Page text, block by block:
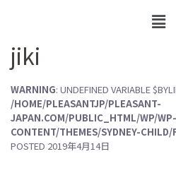
jiki
WARNING: UNDEFINED VARIABLE
/HOME/PLEASANTJP/PLEASANT-
JAPAN.COM/PUBLIC_HTML/WP/WP-
CONTENT/THEMES/SYDNEY-
POSTED 2019年4月14日